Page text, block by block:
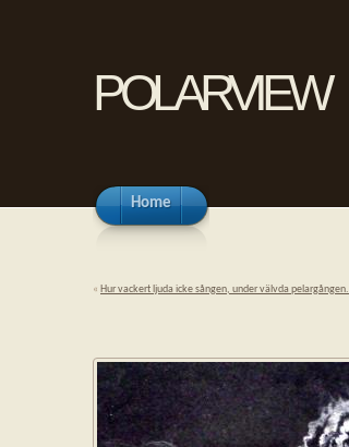
polarview
Home
« Hur vackert ljuda icke sången, under välvda pelargången.